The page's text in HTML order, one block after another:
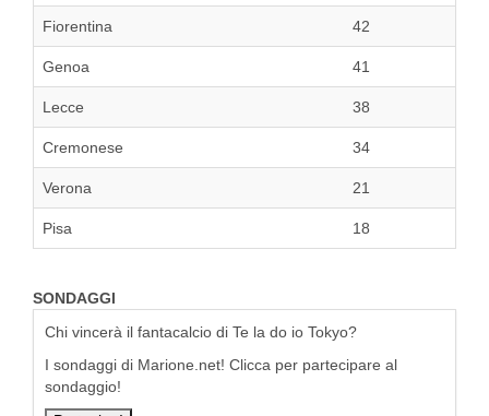
Fiorentina 42
Genoa 41
Lecce 38
Cremonese 34
Verona 21
Pisa 18
SONDAGGI
Chi vincerà il fantacalcio di Te la do io Tokyo?
I sondaggi di Marione.net! Clicca per partecipare al
sondaggio!